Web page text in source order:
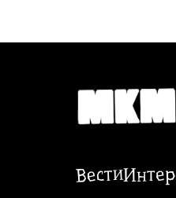
Вести